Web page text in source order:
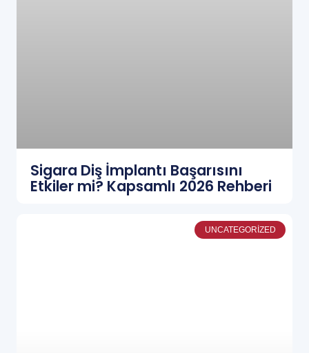
Sigara Diş İmplantı Başarısını
Etkiler mi? Kapsamlı 2026 Rehberi
UNCATEGORIZED